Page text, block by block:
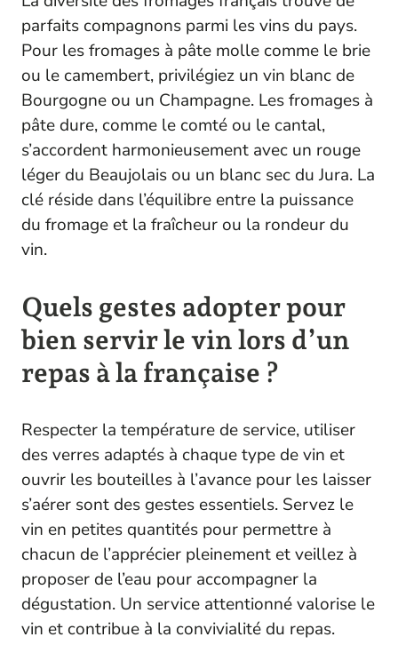
parfaits compagnons parmi les vins du pays.
Pour les fromages à pâte molle comme le brie
ou le camembert, privilégiez un vin blanc de
Bourgogne ou un Champagne. Les fromages à
pâte dure, comme le comté ou le cantal,
s’accordent harmonieusement avec un rouge
léger du Beaujolais ou un blanc sec du Jura. La
clé réside dans l’équilibre entre la puissance
du fromage et la fraîcheur ou la rondeur du
vin.
Quels gestes adopter pour
bien servir le vin lors d’un
repas à la française ?
Respecter la température de service, utiliser
des verres adaptés à chaque type de vin et
ouvrir les bouteilles à l’avance pour les laisser
s’aérer sont des gestes essentiels. Servez le
vin en petites quantités pour permettre à
chacun de l’apprécier pleinement et veillez à
proposer de l’eau pour accompagner la
dégustation. Un service attentionné valorise le
vin et contribue à la convivialité du repas.